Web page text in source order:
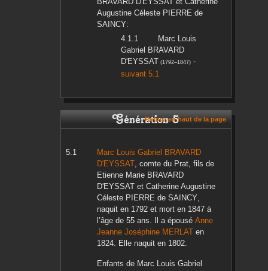
Augustine CélestePIERRE de
SAINCY:
Marc Louis
Gabriel BRAVARD
D'EYSSAT (1792–1847)-
suivant 5.1
Génération 5Retour en haut de la page
Marc Louis Gabriel BRAVARD
D'EYSSAT, comte du Prat, fils de
Etienne MarieBRAVARD
D'EYSSATet Catherine Augustine
CélestePIERRE de SAINCY,
naquit en 1792et mort en 1847à
l’âge de 55 ans. Il a épousé Anne
Jeanne JoséphineMERLATen
1824. Elle naquit en 1802.
Enfants de Marc Louis Gabriel